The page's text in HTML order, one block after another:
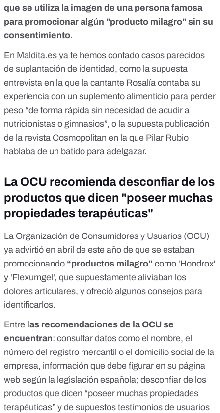
que se utiliza la imagen de una persona famosa
para promocionar algún "producto milagro" sin su
consentimiento.
En Maldita.es ya te hemos contado casos parecidos
de suplantación de identidad, como la supuesta
entrevista en la que la cantante Rosalía contaba su
experiencia con un suplemento alimenticio para perder
peso “de forma rápida sin necesidad de acudir a
nutricionistas o gimnasios”, o la supuesta publicación
de la revista Cosmopolitan en la que Pilar Rubio
hablaba de un batido para adelgazar.
La OCU recomienda desconfiar de los
productos que dicen "poseer muchas
propiedades terapéuticas"
La Organización de Consumidores y Usuarios (OCU)
ya advirtió en abril de este año de que se estaban
promocionando “productos milagro” como 'Hondrox'
y 'Flexumgel', que supuestamente aliviaban los
dolores articulares, y ofreció algunos consejos para
identificarlos.
Entre las recomendaciones de la OCU se
encuentran: consultar datos como el nombre, el
número del registro mercantil o el domicilio social de la
empresa, información que debe figurar en su página
web según la legislación española; desconfiar de los
productos que dicen “poseer muchas propiedades
terapéuticas” y de supuestos testimonios de usuarios